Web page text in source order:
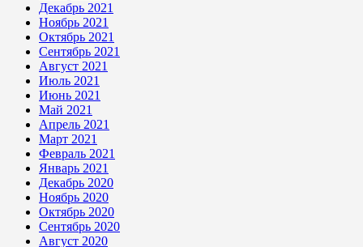
Декабрь 2021
Ноябрь 2021
Октябрь 2021
Сентябрь 2021
Август 2021
Июль 2021
Июнь 2021
Май 2021
Апрель 2021
Март 2021
Февраль 2021
Январь 2021
Декабрь 2020
Ноябрь 2020
Октябрь 2020
Сентябрь 2020
Август 2020